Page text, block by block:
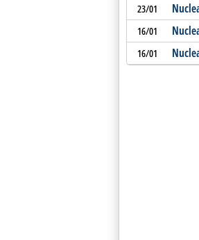
23/01
16/01
16/01